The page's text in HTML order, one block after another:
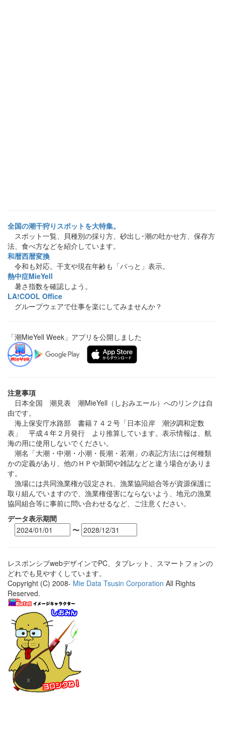
全国の潮干狩りスポットを大特集。
スポット一覧、貝種別の採り方、砂出し･潮の吐かせ方、保存方
法、食べ方などを紹介しています。
和暦西暦変換
令和も対応。干支や現在年齢も「パっと」表示。
熱中症MieYell
暑さ指数を確認しよう。
LA!COOL Office
グループウェアで仕事を楽にしてみませんか？
「潮MieYell Week」アプリを公開しました
注意事項
日本全国 潮見表 潮MieYell（しおみエール）へのリンクは自
由です。
海上保安庁水路部 書籍７４２号「日本沿岸 潮汐調和定数
表」 平成４年２月発行 より推算しています。表示情報は、航
海の用に使用しないでください。
潮名「大潮・中潮・小潮・長潮・若潮」の表記方法には何種類
かの定義があり、他のＨＰや新聞や雑誌などと違う場合がありま
す。
漁場には共同漁業権が設定され、漁業協同組合等が資源保護に
取り組んでいますので、漁業権侵害にならないよう、地元の漁業
協同組合等に事前に問い合わせるなど、ご注意ください。
データ表示期間
〜
レスポンシブwebデザインでPC、タブレット、スマートフォンの
どれでも見やすくしています。
Copyright (C) 2008- Mie Data Tsusin Corporation All Rights
Reserved.